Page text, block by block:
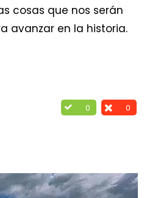
cosas que nos serán
avanzar en la historia.
0 0